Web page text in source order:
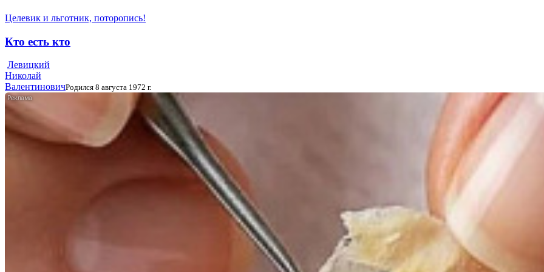
Целевик и льготник, поторопись!
Кто есть кто
Левицкий
Николай
ВалентиновичРодился 8 августа 1972 г.